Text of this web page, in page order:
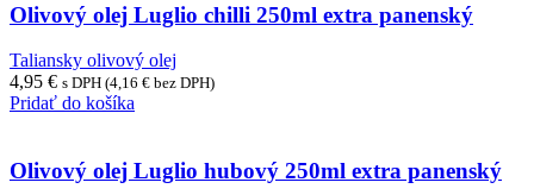
Olivový olej Luglio chilli 250ml extra panenský
Taliansky olivový olej
4,95 € s DPH (4,16 € bez DPH)
Pridať do košíka
Olivový olej Luglio hubový 250ml extra panenský